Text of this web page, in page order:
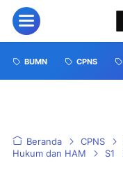
BUMN CPNS
Beranda CPNS
Hukum dan HAM
S1